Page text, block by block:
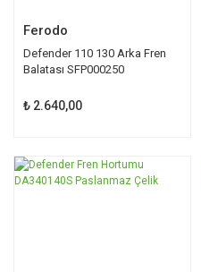
Ferodo
Defender 110 130 Arka Fren
Balatası SFP000250
₺ 2.640,00